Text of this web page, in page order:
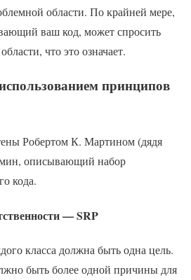
области. По крайней мере,
ваш код, может спросить
что это означает.
принципов
Робертом К. Мартином (дядя
описывающий набор
кода.
— SRP
класса должна быть одна цель.
быть более одной причины для